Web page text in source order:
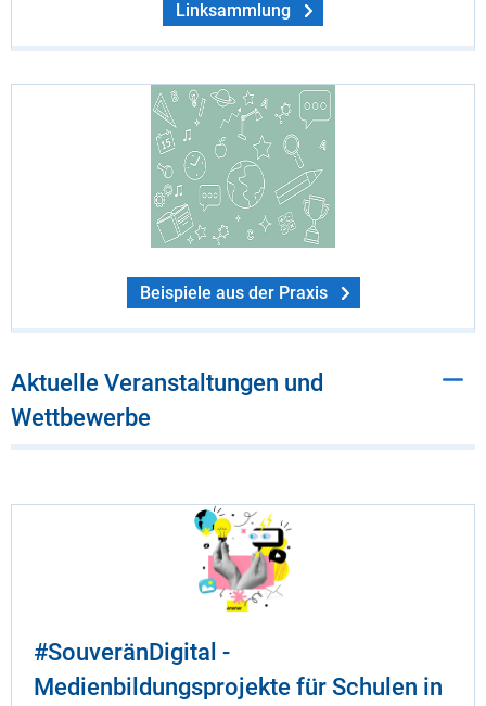
Linksammlung
Beispiele aus der Praxis
Aktuelle Veranstaltungen und
Wettbewerbe
#SouveränDigital -
Medienbildungsprojekte für Schulen in